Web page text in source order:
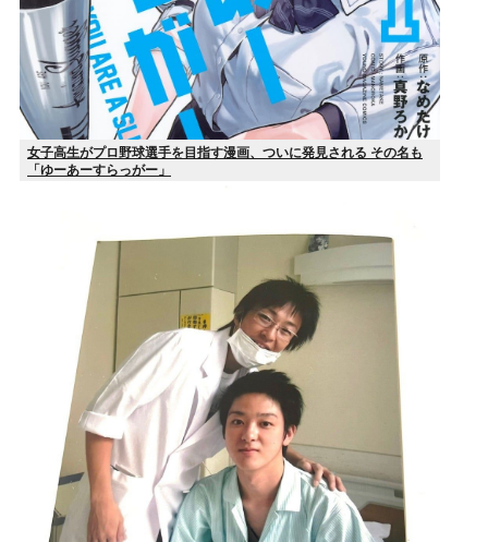
女子高生がプロ野球選手を目指す漫画、ついに発見される その名も
「ゆーあーすらっがー」